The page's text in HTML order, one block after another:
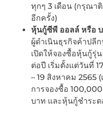
ทุกๆ 3 เดือน (กรุณา
อีกครั้ง)
หุ้นกู้ซีพี ออลล์ หรือ
ผู้ดำเนินธุรกิจค้าปลี
เปิดให้จองซื้อหุ้นกู้รุ่
ต่อปี เริ่มตั้งแต่วันที่
– 19 สิงหาคม 2565
การจองซื้อ
บาท และหุ้นกู้ชำระด